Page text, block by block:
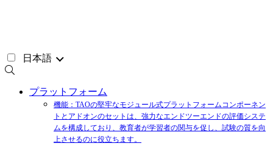
ツ
へ
日本語
プラットフォーム
機能：TAOの堅牢なモジュール式プラットフォームコンポーネン
トとアドオンのセットは、強力なエンドツーエンドの評価システ
ムを構成しており、教育者が学習者の関与を促し、試験の質を向
上させるのに役立ちます。